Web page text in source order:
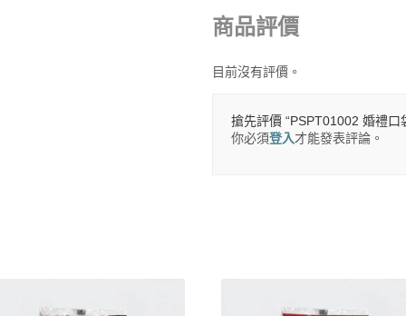
商品評價
目前沒有評價。
搶先評價 “PSPT01002 婚禮口
你必須登入才能發表評論。